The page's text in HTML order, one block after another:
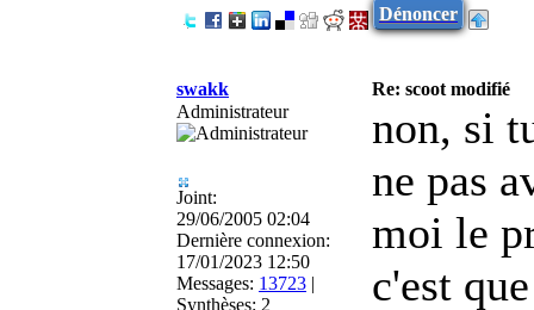
Dénoncer
swakk
Re: scoot modifié
Administrateur
Joint:
29/06/2005 02:04
Dernière connexion:
17/01/2023 12:50
Messages: 13723 |
Synthèses: 2
non, si
ne pas
moi le
c'est